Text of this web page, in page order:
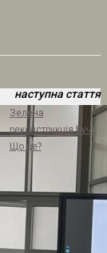
наступна стаття
Зелена
реконструкція Бучі.
Що це?